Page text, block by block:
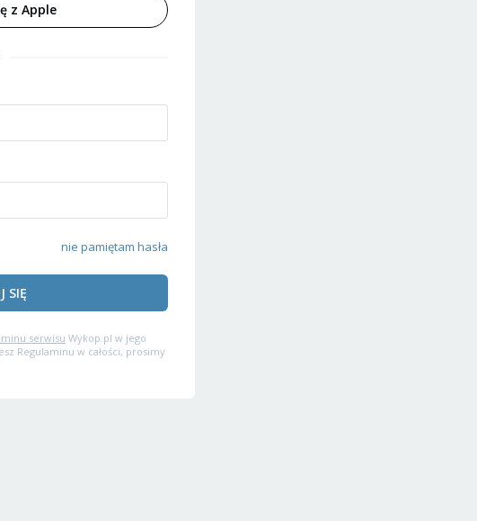
z Apple
nie pamiętam hasła
SIĘ
serwisu Wykop.pl w jego
Regulaminu w całości, prosimy